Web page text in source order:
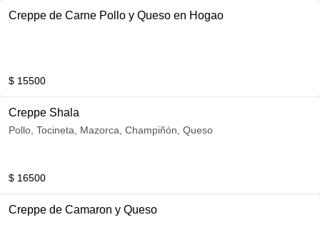
Creppe de Carne Pollo y Queso en Hogao
$ 15500
Creppe Shala
Pollo, Tocineta, Mazorca, Champiñón, Queso
$ 16500
Creppe de Camaron y Queso